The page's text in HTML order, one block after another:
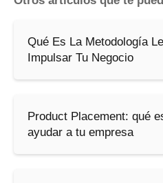
Qué Es La Metodología
Impulsar Tu Negocio
Product Placement: qué
ayudar a tu empresa